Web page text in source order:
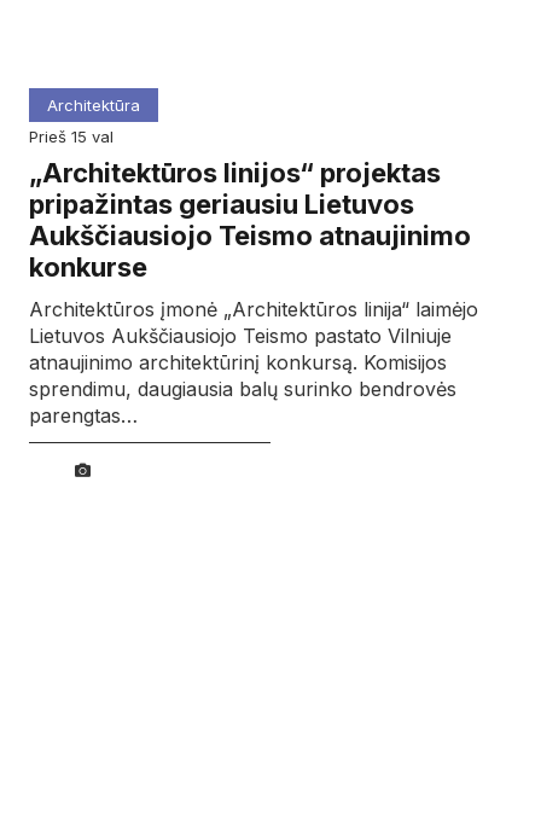
Architektūra
prieš 15 val
„Architektūros linijos“ projektas
pripažintas geriausiu Lietuvos
Aukščiausiojo Teismo atnaujinimo
konkurse
Architektūros įmonė „Architektūros linija“ laimėjo
Lietuvos Aukščiausiojo Teismo pastato Vilniuje
atnaujinimo architektūrinį konkursą. Komisijos
sprendimu, daugiausia balų surinko bendrovės
parengtas…